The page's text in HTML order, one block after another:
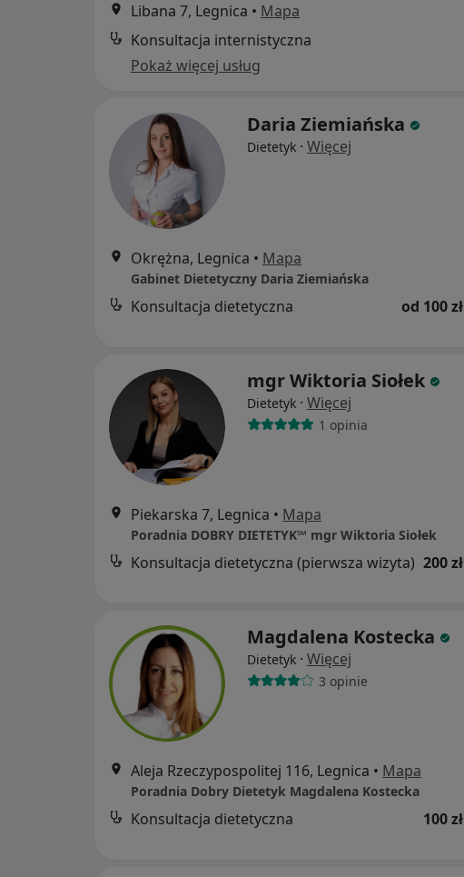
Libana 7, Legnica • Mapa
Konsultacja internistyczna
Pokaż więcej usług
Daria Ziemiańska
Dietetyk · Więcej
Okrężna, Legnica • Mapa
Gabinet Dietetyczny Daria Ziemiańska
Konsultacja dietetyczna od 100 zł
mgr Wiktoria Siołek
Dietetyk · Więcej
1 opinia
Piekarska 7, Legnica • Mapa
Poradnia DOBRY DIETETYK℠ mgr Wiktoria Siołek
Konsultacja dietetyczna (pierwsza wizyta) 200 zł
Magdalena Kostecka
Dietetyk · Więcej
3 opinie
Aleja Rzeczypospolitej 116, Legnica • Mapa
Poradnia Dobry Dietetyk Magdalena Kostecka
Konsultacja dietetyczna 100 zł